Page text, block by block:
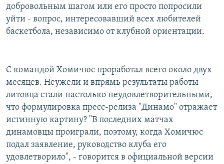
добровольным шагом или его просто попросили
уйти - вопрос, интересовавший всех любителей
баскетбола, независимо от клубной ориентации.
С командой Хомичюс проработал всего около двух
месяцев. Неужели и впрямь результаты работы
литовца стали настолько неудовлетворительными,
что формулировка пресс-релиза "Динамо" отражает
истинную картину? "В последних матчах
динамовцы проиграли, поэтому, когда Хомичюс
подал заявление, руководство клуба его
удовлетворило", - говорится в официальной версии